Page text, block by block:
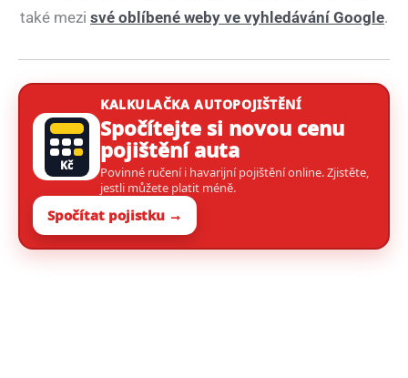
také mezi své oblíbené weby ve vyhledávání Google.
Kč
KALKULAČKA AUTOPOJIŠTĚNÍ
Spočítejte si novou cenu
pojištění auta
Povinné ručení i havarijní pojištění online. Zjistěte,
jestli můžete platit méně.
Spočítat pojistku →